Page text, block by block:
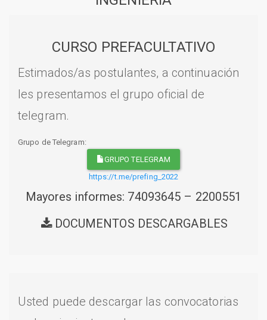
CURSO PREFACULTATIVO
Estimados/as postulantes, a continuación
les presentamos el grupo oficial de
telegram.
Grupo de Telegram:
GRUPO TELEGRAM
https://t.me/prefing_2022
Mayores informes: 74093645 – 2200551
DOCUMENTOS DESCARGABLES
Usted puede descargar las convocatorias